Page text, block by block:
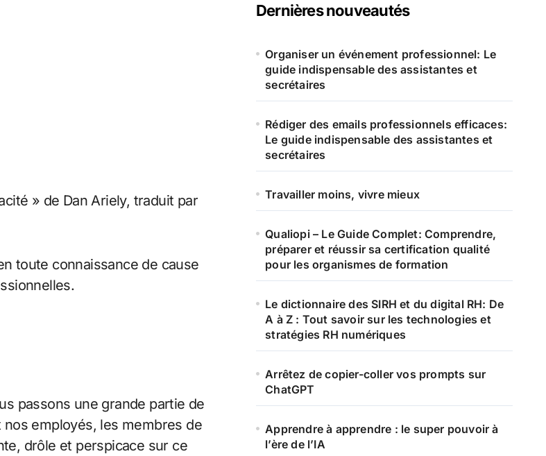
» de Dan Ariely, traduit par
toute connaissance de cause
passons une grande partie de
employés, les membres de
drôle et perspicace sur ce
r
c
e
Dernières nouveautés
Organiser un événement professionnel: Le
guide indispensable des assistantes et
secrétaires
Rédiger des emails professionnels efficaces:
Le guide indispensable des assistantes et
secrétaires
Travailler moins, vivre mieux
Qualiopi – Le Guide Complet: Comprendre,
préparer et réussir sa certification qualité
pour les organismes de formation
Le dictionnaire des SIRH et du digital RH: De
A à Z : Tout savoir sur les technologies et
stratégies RH numériques
Arrêtez de copier-coller vos prompts sur
ChatGPT
Apprendre à apprendre : le super pouvoir à
l’ère de l’IA